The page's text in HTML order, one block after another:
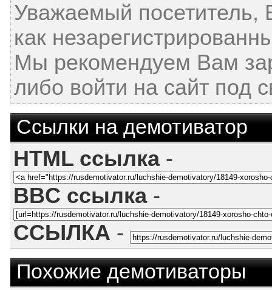
Уважаемый посетитель,
как
Мы рекомендуем Вам
либо войти на сайт под
Ссылки на демотиватор
HTML ссылка-
BBC ссылка-
ССЫЛКА -
Похожие демотиваторы